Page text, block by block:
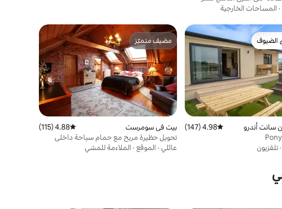
· المساحات الخارجية
المفضّلة لدى الضيوف
الضيوف
سانت أندرو متوسط التقييم 4.98 من 5، 147 مراجعات
4.98 (147)
· تلفزيون
مضيف متميّز
مضيف متميّز
بيت في سومرست متوسط التقييم 4.88 من 5، 115 مراجعات
4.88 (115)
تحويل حظيرة مريح مع حمام سباحة داخلي
متصل
عائلي · الموقع · الملاءمة للمشي